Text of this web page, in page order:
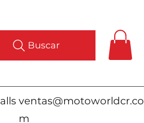
Buscar
ventas@motoworldcr.co
m